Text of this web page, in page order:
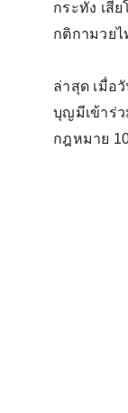
กระทั่ง เสี่
กติกามวย
ล่าสุด เมื่อ
บุญมีเข้าร่
กฎหมาย